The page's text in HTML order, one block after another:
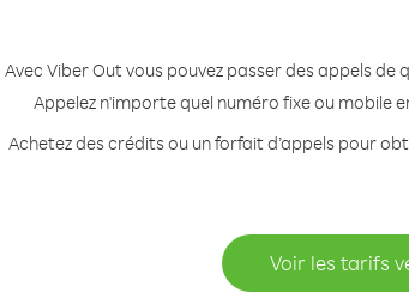
Avec Viber Out vous pouvez passer des appels
Appelez n'importe quel numéro fixe ou mobile
Achetez des crédits ou un forfait d’appels pour
Voir les tarifs